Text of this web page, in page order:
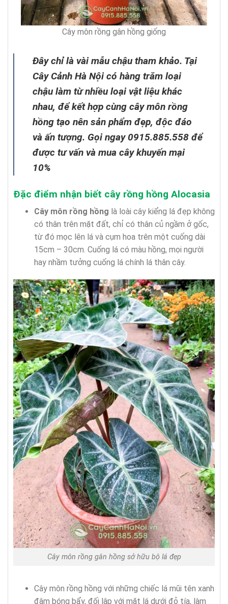
Cây môn rồng gân hồng giống
Đây chỉ là vài mẫu chậu tham khảo. Tại
Cây Cảnh Hà Nội có hàng trăm loại
chậu làm từ nhiều loại vật liệu khác
nhau, để kết hợp cùng cây môn rồng
hồng tạo nên sản phẩm đẹp, độc đáo
và ấn tượng. Gọi ngay 0915.885.558 để
được tư vấn và mua cây khuyến mại
10%
Đặc điểm nhận biết cây rồng hồng Alocasia
Cây môn rồng hồng là loài cây kiểng lá đẹp không
có thân trên mặt đất, chỉ có thân củ ngầm ở gốc,
từ đó mọc lên lá và cụm hoa trên một cuống dài
15cm – 30cm. Cuống lá có màu hồng, mọi người
hay nhầm tưởng cuống lá chính lá thân cây.
Cây môn rồng gân hồng sở hữu bộ lá đẹp
Cây môn rồng hồng với những chiếc lá mũi tên xanh
đậm bóng bẩy, đối lập với mặt lá dưới đỏ tía, làm